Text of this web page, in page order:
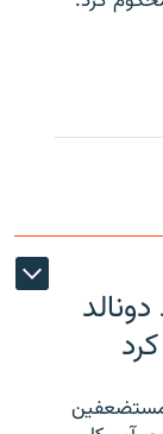
مستضعفین